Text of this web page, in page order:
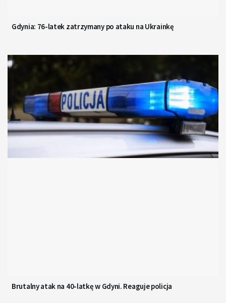
Gdynia: 76-latek zatrzymany po ataku na Ukrainkę
Brutalny atak na 40-latkę w Gdyni. Reaguje policja